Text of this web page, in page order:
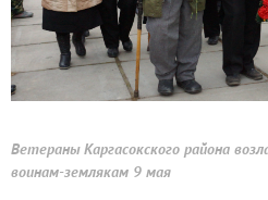
Ветераны Каргасокского района
воинам-землякам 9 мая